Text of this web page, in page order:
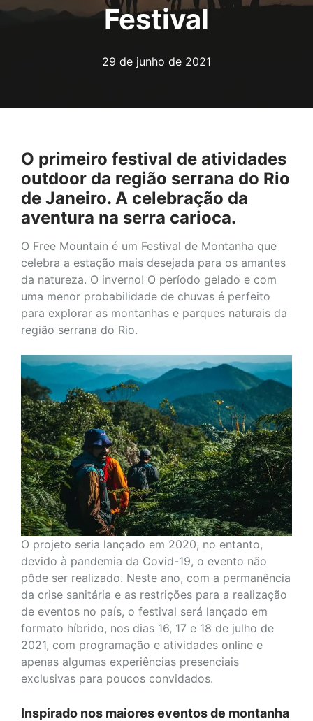
Festival
29 de junho de 2021
O primeiro festival de atividades
outdoor da região serrana do Rio
de Janeiro. A celebração da
aventura na serra carioca.
O Free Mountain é um Festival de Montanha que
celebra a estação mais desejada para os amantes
da natureza. O inverno! O período gelado e com
uma menor probabilidade de chuvas é perfeito
para explorar as montanhas e parques naturais da
região serrana do Rio.
O projeto seria lançado em 2020, no entanto,
devido à pandemia da Covid-19, o evento não
pôde ser realizado. Neste ano, com a permanência
da crise sanitária e as restrições para a realização
de eventos no país, o festival será lançado em
formato híbrido, nos dias 16, 17 e 18 de julho de
2021, com programação e atividades online e
apenas algumas experiências presenciais
exclusivas para poucos convidados.
Inspirado nos maiores eventos de montanha